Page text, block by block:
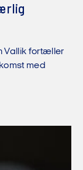
Vallik fortæller
med